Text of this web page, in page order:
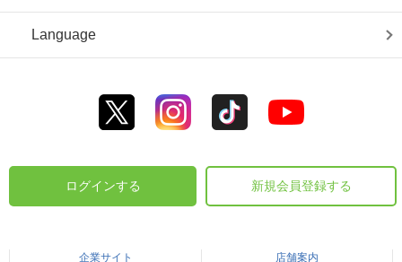
Language
ログインする 新規会員登録する
企業サイト 店舗案内